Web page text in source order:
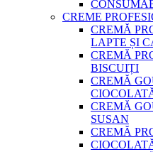
CREME
CREMĂ
LAPTE ȘI
CREMĂ
BISCUIȚI
CREMĂ
CREMĂ
SUSAN
CREMĂ